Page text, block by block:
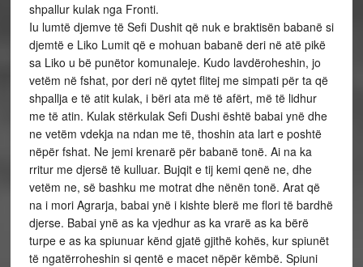
shpallur kulak nga Fronti.
Iu lumtë djemve të Sefi Dushit që nuk e braktisën babanë si
djemtë e Liko Lumit që e mohuan babanë deri në atë pikë
sa Liko u bë punëtor komunaleje. Kudo lavdëroheshin, jo
vetëm në fshat, por deri në qytet flitej me simpati për ta që
shpallja e të atit kulak, i bëri ata më të afërt, më të lidhur
me të atin. Kulak stërkulak Sefi Dushi është babai ynë dhe
ne vetëm vdekja na ndan me të, thoshin ata lart e poshtë
nëpër fshat. Ne jemi krenarë për babanë tonë. Ai na ka
rritur me djersë të kulluar. Bujqit e tij kemi qenë ne, dhe
vetëm ne, së bashku me motrat dhe nënën tonë. Arat që
na i mori Agrarja, babai ynë i kishte blerë me flori të bardhë
djerse. Babai ynë as ka vjedhur as ka vrarë as ka bërë
turpe e as ka spiunuar kënd gjatë gjithë kohës, kur spiunët
të ngatërroheshin si qentë e macet nëpër këmbë. Spiuni